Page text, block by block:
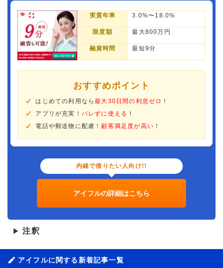
実質年率 3.0%〜18.0%
限度額 最大800万円
融資時間 最短9分
おすすめポイント
はじめての利用なら最大30日間の利息ゼロ ！
アプリが充実！ バレずに使える ！
電話や郵送物に配慮！ 顧客満足度が高い ！
内緒で借りたい人向け!!
アイフルの詳細はこちら
▶ 注釈
アイフルに関する新着記事一覧